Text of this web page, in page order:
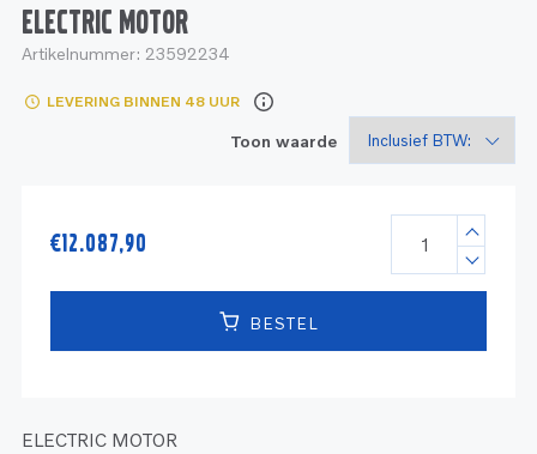
Motoren
Reman - Bedrijfsvaart
ELECTRIC MOTOR
Artikelnummer: 23592234
LEVERING BINNEN 48 UUR
Toon waarde
€12.087,90
BESTEL
ELECTRIC MOTOR